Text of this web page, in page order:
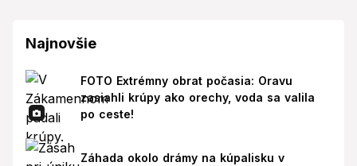
Najnovšie
FOTO Extrémny obrat počasia: Oravu
zasiahli krúpy ako orechy, voda sa valila
po ceste!
Záhada okolo drámy na kúpalisku v